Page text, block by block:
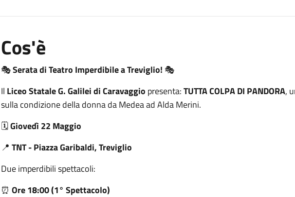
Cos'è
🎭Serata di Teatro Imperdibile a Treviglio! 🎭
Il Liceo Statale G. Galilei di Caravaggio presenta:TUTTA COLPA DI PANDORA,
sulla condizione della donna da Medea ad Alda Merini.
🗓️Giovedì 22 Maggio
📍 TNT - Piazza Garibaldi, Treviglio
Due imperdibili spettacoli:
⏰ Ore 18:00 (1° Spettacolo)